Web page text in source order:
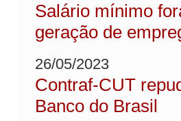
Salário mínimo
geração de
26/05/2023
Contraf-CUT
Banco do Brasil